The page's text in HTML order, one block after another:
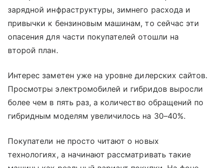
зарядной инфраструктуры, зимнего расхода и
привычки к бензиновым машинам, то сейчас эти
опасения для части покупателей отошли на
второй план.
Интерес заметен уже на уровне дилерских сайтов.
Просмотры электромобилей и гибридов выросли
более чем в пять раз, а количество обращений по
гибридным моделям увеличилось на 30–40%.
Покупатели не просто читают о новых
технологиях, а начинают рассматривать такие